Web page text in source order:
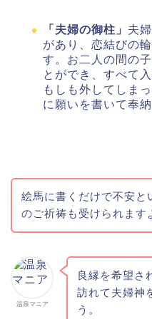
「夫婦の御柱」 夫
があり、恋結びの
す。お二人の間の
とができ、すべて
もしも外してしま
に願いを書いて奉
絵馬に書くだけで不安と
のご祈祷も受けられます
温泉マニア
良縁を希望さ
訪れて夫婦神
う。